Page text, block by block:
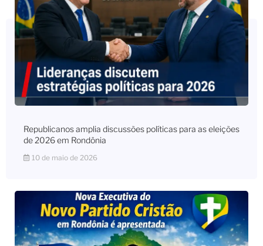
Republicanos amplia discussões políticas para as eleições
de 2026 em Rondônia
10 de maio de 2026